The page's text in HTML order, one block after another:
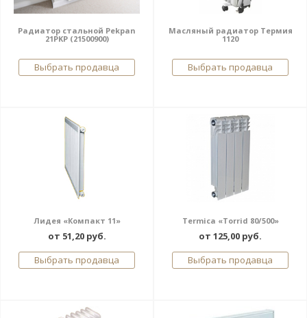
Радиатор стальной Pekpan
21PKP (21500900)
Выбрать продавца
Масляный радиатор Термия
1120
Выбрать продавца
Лидея «Компакт 11»
от 51,20 руб.
Выбрать продавца
Termica «Torrid 80/500»
от 125,00 руб.
Выбрать продавца